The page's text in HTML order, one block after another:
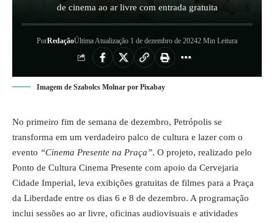
de cinema ao ar livre com entrada gratuita
PorRedaçãoÚltima Atualização 1 de dezembro de 20242 Min Leitura
Imagem de Szabolcs Molnar por Pixabay
No primeiro fim de semana de dezembro, Petrópolis se
transforma em um verdadeiro palco de cultura e lazer com o
evento “Cinema Presente na Praça”. O projeto, realizado pelo
Ponto de Cultura Cinema Presente com apoio da Cervejaria
Cidade Imperial, leva exibições gratuitas de filmes para a Praça
da Liberdade entre os dias 6 e 8 de dezembro. A programação
inclui sessões ao ar livre, oficinas audiovisuais e atividades